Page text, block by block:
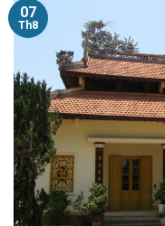
07
Th8